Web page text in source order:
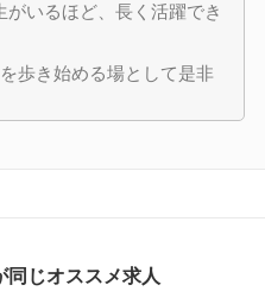
いるほど、長く活躍でき
歩き始める場として是非
同じオススメ求人